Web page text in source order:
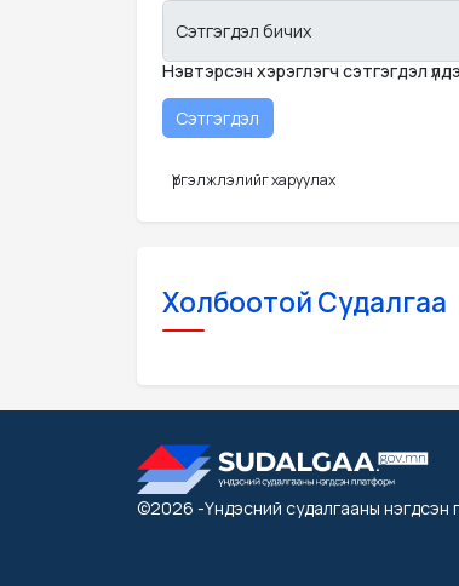
Сэтгэгдэл бичих
Нэвтэрсэн хэрэглэгч сэтгэгдэл
Үргэлжлэлийг харуулах
Холбоотой Судалгаа
©2026 -Үндэсний судалгааны